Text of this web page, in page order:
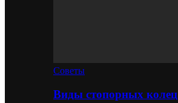
Советы
Виды стопорных колец